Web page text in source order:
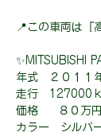
📍この車両は『
✨MITSUBISHI
年式 ２０１１
走行 127000
価格 ８０万
カラー シルバ